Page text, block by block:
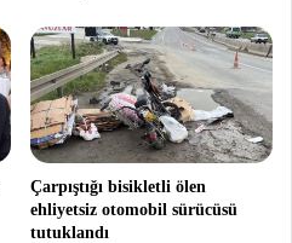
Çarpıştığı bisikletli ölen
ehliyetsiz otomobil sürücüsü
tutuklandı